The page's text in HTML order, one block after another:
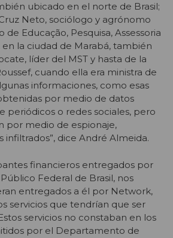
ubicado en el norte de Brasil;
Neto, sociólogo y agrónomo
de Educação, Pesquisa, Assessoria
en la ciudad de Marabá, también
líder del MST y hasta de la
cuando ella era ministra de
informaciones, como esas
por medio de datos
periódicos o redes sociales, pero
por medio de espionaje,
infiltrados”, dice André Almeida.
financieros entregados por
Federal de Brasil, nos
entregados a él por Network,
servicios que tendrían que ser
servicios no constaban en los
por el Departamento de